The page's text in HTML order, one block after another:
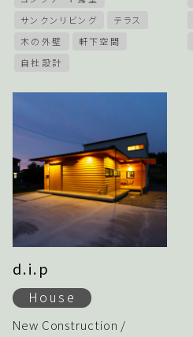
サンクンリビング
テラス
木の外壁
軒下空間
自社設計
d.i.p
House
New Construction /